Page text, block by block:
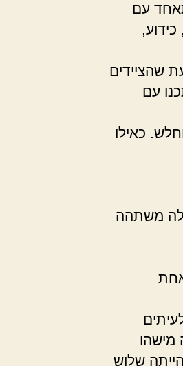
עם
שהציידים
עם
כאילו
משתהה
מישהו
שלוש